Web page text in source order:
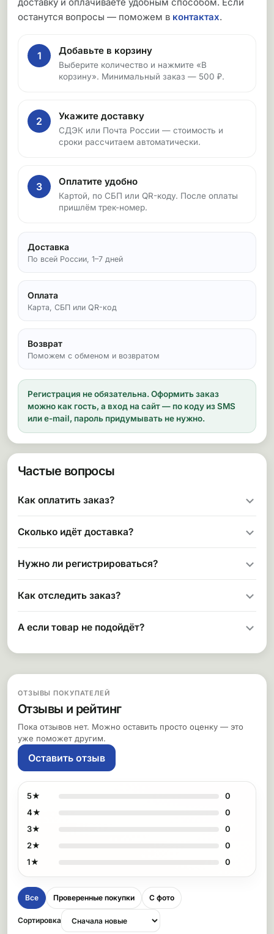
останутся вопросы — поможем в контактах.
1 Добавьте в корзину
Выберите количество и нажмите «В
корзину». Минимальный заказ — 500 ₽.
2 Укажите доставку
СДЭК или Почта России — стоимость и
сроки рассчитаем автоматически.
3 Оплатите удобно
Картой, по СБП или QR-коду. После оплаты
пришлём трек-номер.
Доставка
По всей России, 1–7 дней
Оплата
Карта, СБП или QR-код
Возврат
Поможем с обменом и возвратом
Регистрация не обязательна. Оформить заказ
можно как гость, а вход на сайт — по коду из SMS
или e-mail, пароль придумывать не нужно.
Частые вопросы
Как оплатить заказ?
Сколько идёт доставка?
Нужно ли регистрироваться?
Как отследить заказ?
А если товар не подойдёт?
ОТЗЫВЫ ПОКУПАТЕЛЕЙ
Отзывы и рейтинг
Пока отзывов нет. Можно оставить просто оценку — это
уже поможет другим.
Оставить отзыв
5★
0
4★
0
3★
0
2★
0
1★
0
Все Проверенные покупки С фото
Сортировка